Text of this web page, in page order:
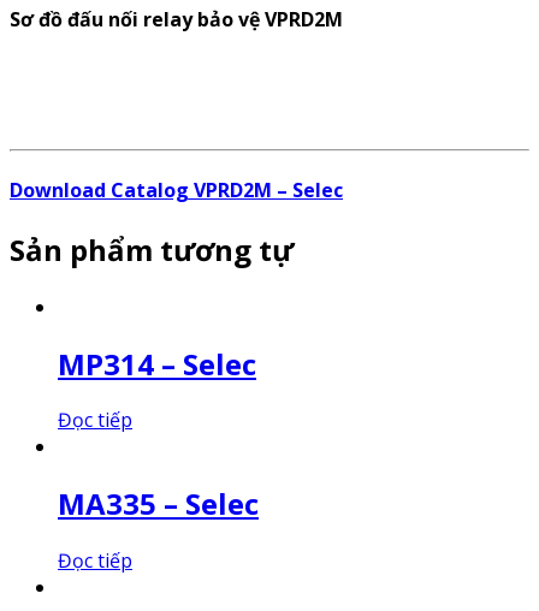
Sơ đồ đấu nối relay bảo vệ VPRD2M
Download Catalog VPRD2M – Selec
Sản phẩm tương tự
MP314 – Selec
Đọc tiếp
MA335 – Selec
Đọc tiếp